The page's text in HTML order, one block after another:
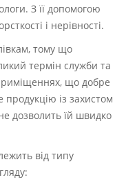
З її допомогою
і нерівності.
тому що
термін служби та
що добре
продукцію із захистом
дозволить їй швидко
від типу